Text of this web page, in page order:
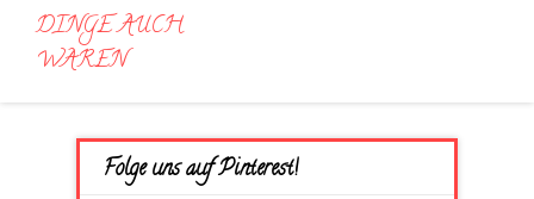
DINGE AUCH
WAREN
Folge uns auf Pinterest!